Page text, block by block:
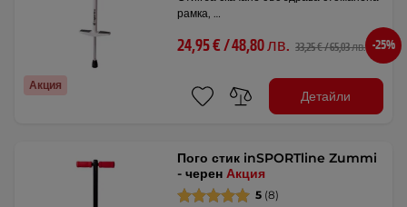
Акция
рамка, …
24,95 € / 48,80 лв. 33,25 € / 65,03 лв. -25%
Детайли
Пого стик inSPORTline Zummi
- черенАкция
5 (8)